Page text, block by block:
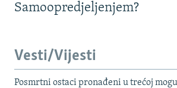
Samoopredjeljenjem?
Vesti/Vijesti
Posmrtni ostaci pronađeni u trećoj